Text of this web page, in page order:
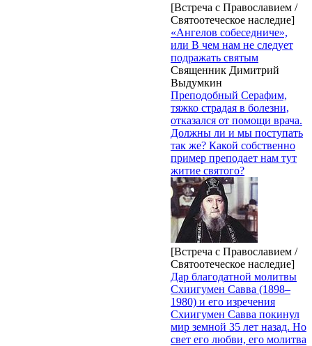
[Встреча с Православием /
Святоотеческое наследие]
«Ангелов собеседниче»,
или В чем нам не следует
подражать святым
Священник Димитрий
Выдумкин
Преподобный Серафим,
тяжко страдая в болезни,
отказался от помощи врача.
Должны ли и мы поступать
так же? Какой собственно
пример преподает нам тут
житие святого?
[Встреча с Православием /
Святоотеческое наследие]
Дар благодатной молитвы
Схиигумен Савва (1898–
1980) и его изречения
Схиигумен Савва покинул
мир земной 35 лет назад. Но
свет его любви, его молитва